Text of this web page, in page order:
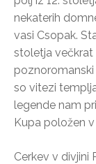
nekaterih
vasi Csopak.
stoletja večkrat
so vitezi
legende nam
Kupa položen
Cerkev v divjini